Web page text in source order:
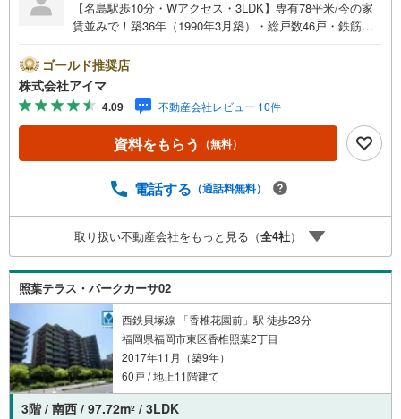
【名島駅歩10分・Wアクセス・3LDK】専有78平米/今の家
賃並みで！築36年（1990年3月築）・総戸数46戸・鉄筋コ
LDK。専有約78平米。LDKは15帖以上。■リフォームお引渡
し前に内装を整えてからお渡しします。■住戸の条件南向き
のお住まいです。最上階です。眺望が開けています。風が
よく通ります。■防犯・セキュリティエントランスはオート
ロック。共用部に防犯カメラを設置。来訪者は映像で確認
できます。■ペットについてペットの飼育はご相談ください
り。駐輪場・バイク置場あり。■アイマのサポートアイマは
ご用意平日も夜間もご見学OK/ご自宅・最寄り駅まで送迎
無料/オンライン相談OK「見るだけ」「ローン相談だけ」
でも歓迎します他社でローンが難しいと言われた方、転職
後で審査にご不安の方もご相談ください
ゴールド推奨店
株式会社アイマ
4.09 不動産会社レビュー 10件
資料をもらう （無料）
電話する （通話料無料）
取り扱い不動産会社をもっと見る（全4社）
照葉テラス・パークカーサ02
西鉄貝塚線 「香椎花園前」駅 徒歩23分
福岡県福岡市東区香椎照葉2丁目
2017年11月（築9年）
60戸 / 地上11階建て
3階 / 南西 / 97.72m2 / 3LDK